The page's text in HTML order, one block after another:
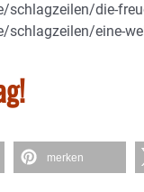
schlagzeilen/die-
schlagzeilen/eine-
merken